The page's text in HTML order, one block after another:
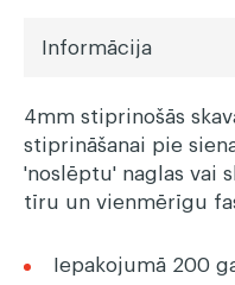
Informācija
4mm stiprinošās
stiprināšanai pie
'noslēptu' naglas vai
tīru un vienmērīgu
Iepakojumā 200